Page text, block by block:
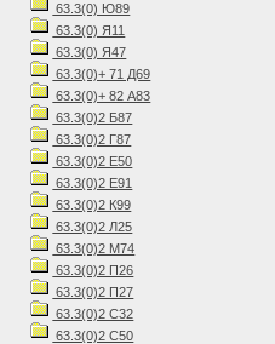
63.3(0) Ю89
63.3(0) Я11
63.3(0) Я47
63.3(0)+ 71 Д69
63.3(0)+ 82 А83
63.3(0)2 Б87
63.3(0)2 Г87
63.3(0)2 Е50
63.3(0)2 Е91
63.3(0)2 К99
63.3(0)2 Л25
63.3(0)2 М74
63.3(0)2 П26
63.3(0)2 П27
63.3(0)2 С32
63.3(0)2 С50